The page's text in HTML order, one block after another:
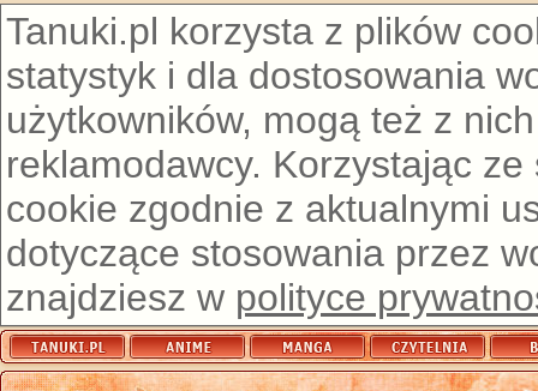
Tanuki.pl korzysta z plików
statystyk i dla dostosowania
użytkowników, mogą też z
reklamodawcy. Korzystając
cookie zgodnie z aktualnymi
dotyczące stosowania przez
znajdziesz w polityce